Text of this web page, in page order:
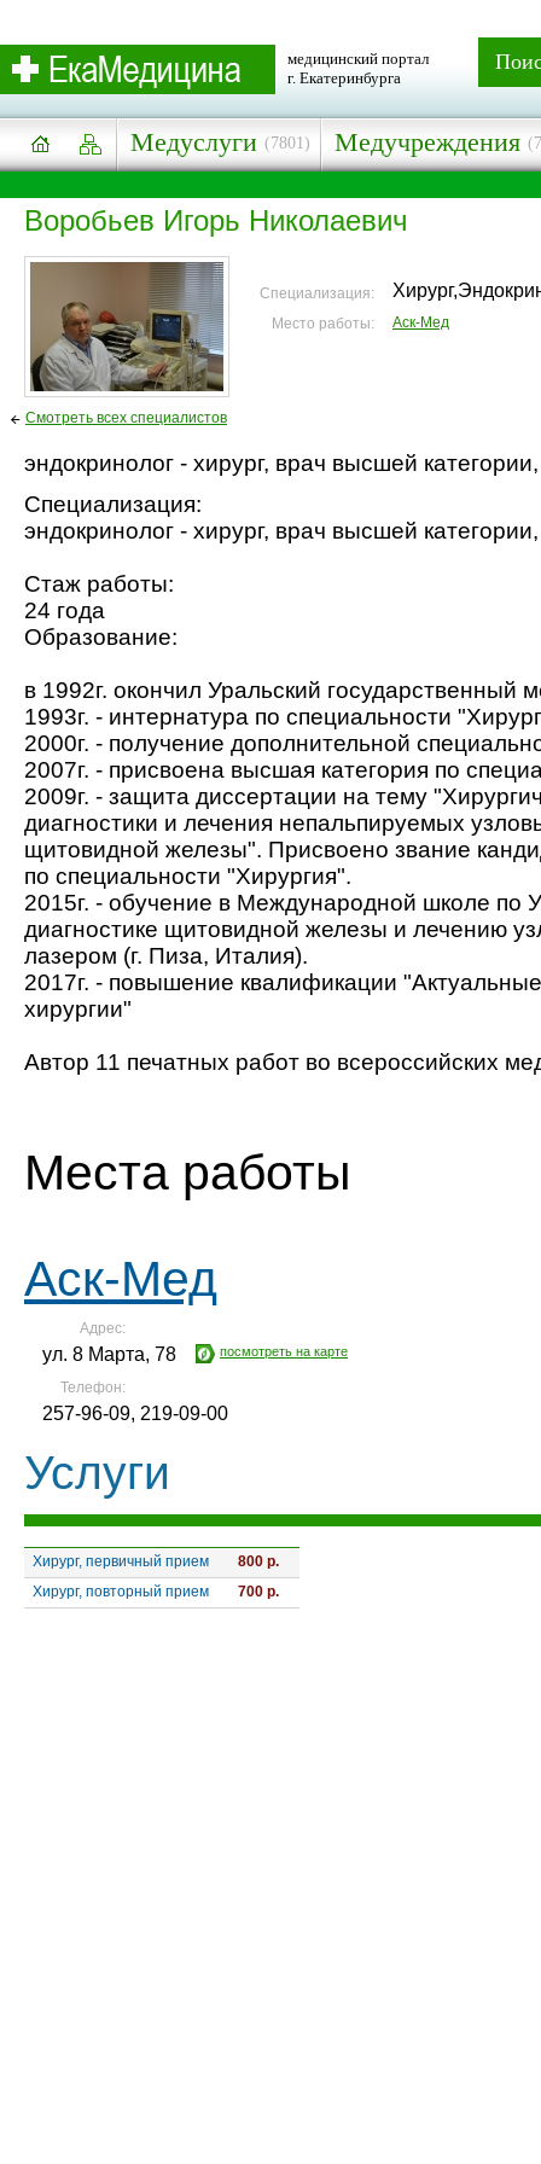
медицинский портал
г. Екатеринбурга
Медуслуги (7801) Медучреждения
Воробьев Игорь Николаевич
Специализация:
Место работы: Аск-Мед
Смотреть всех специалистов
эндокринолог - хирург, врач высшей
Специализация:
эндокринолог - хирург, врач высшей
Стаж работы:
24 года
Образование:
в 1992г. окончил Уральский государственный
1993г. - интернатура по специальности
2000г. - получение дополнительной
2007г. - присвоена высшая категория по
2009г. - защита диссертации на тему
диагностики и лечения непальпируемых
щитовидной железы". Присвоено звание
по специальности "Хирургия".
2015г. - обучение в Международной школе по
диагностике щитовидной железы и лечению
лазером (г. Пиза, Италия).
2017г. - повышение квалификации
хирургии"
Автор 11 печатных работ во всероссийских
Места работы
Аск-Мед
Адрес:
ул. 8 Марта, 78 посмотреть на карте
Телефон:
257-96-09, 219-09-00
Услуги
Хирург, первичный прием
800 р.
Хирург, повторный прием
700 р.